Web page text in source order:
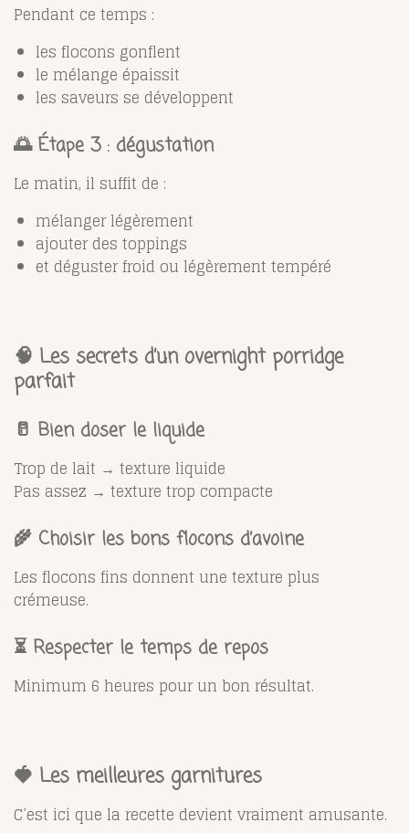
Pendant ce temps :
les flocons gonflent
le mélange épaissit
les saveurs se développent
🌅 Étape 3 : dégustation
Le matin, il suffit de :
mélanger légèrement
ajouter des toppings
et déguster froid ou légèrement tempéré
🧠 Les secrets d’un overnight porridge
parfait
🥛 Bien doser le liquide
Trop de lait → texture liquide
Pas assez → texture trop compacte
🌾 Choisir les bons flocons d’avoine
Les flocons fins donnent une texture plus
crémeuse.
⏳ Respecter le temps de repos
Minimum 6 heures pour un bon résultat.
🍓 Les meilleures garnitures
C’est ici que la recette devient vraiment amusante.